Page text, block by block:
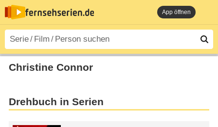
App öffnen
Christine Connor
Drehbuch in Serien